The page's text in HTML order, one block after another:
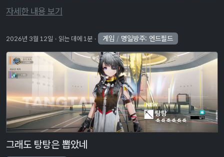
그런가 보다 했다. 보너스 10 연차는 이번 헤드헌팅 캐릭터가 나
자세한 내용 보기
2026년 3월 12일 읽는 데에 1분 게임 / 명일방주: 엔드필드
그래도 탕탕은 뽑았네